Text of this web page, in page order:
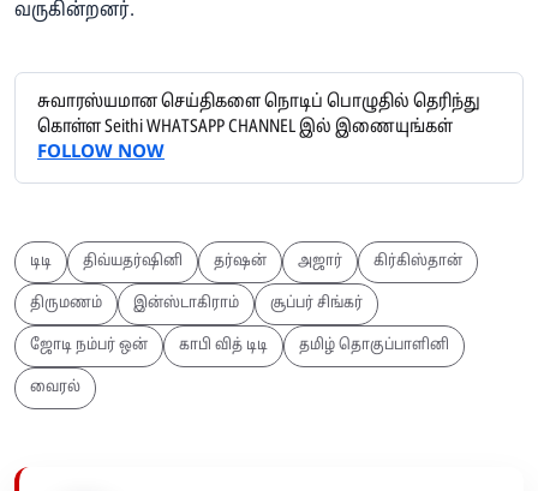
வருகின்றனர்.
சுவாரஸ்யமான செய்திகளை நொடிப் பொழுதில் தெரிந்து
கொள்ள Seithi WHATSAPP CHANNEL இல் இணையுங்கள்
FOLLOW NOW
டிடி திவ்யதர்ஷினி தர்ஷன் அஜார் கிர்கிஸ்தான்
திருமணம் இன்ஸ்டாகிராம் சூப்பர் சிங்கர்
ஜோடி நம்பர் ஒன் காபி வித் டிடி தமிழ் தொகுப்பாளினி
வைரல்